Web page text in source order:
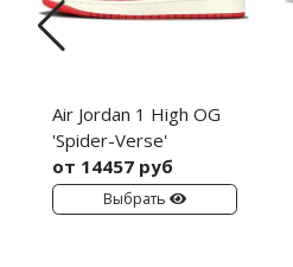
Air Jordan 1 High OG
'Spider-Verse'
от 14457 руб
Выбрать